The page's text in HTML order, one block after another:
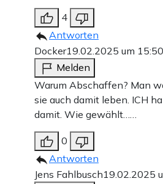
4
Antworten
Docker19.02.2025 um
Melden
Warum Abschaffen? Man
sie auch damit leben. ICH
damit. Wie gewählt……
0
Antworten
Jens Fahlbusch19.02.2025